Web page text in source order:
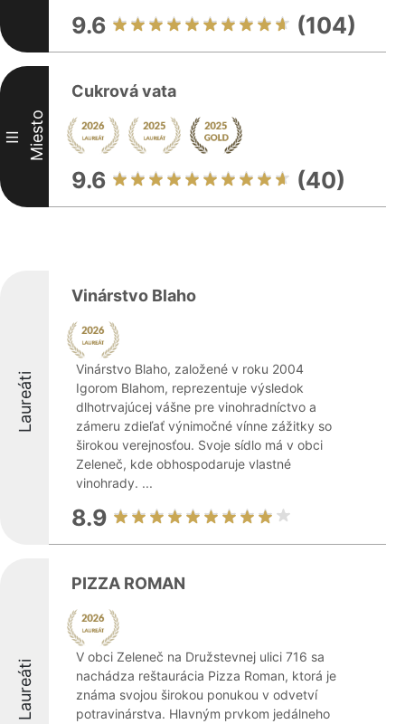
9.6 (104)
III Miesto
Cukrová vata
9.6 (40)
Laureáti
Vinárstvo Blaho
Vinárstvo Blaho, založené v roku 2004
Igorom Blahom, reprezentuje výsledok
dlhotrvajúcej vášne pre vinohradníctvo a
zámeru zdieľať výnimočné vínne zážitky so
širokou verejnosťou. Svoje sídlo má v obci
Zeleneč, kde obhospodaruje vlastné
vinohrady. ...
8.9
Laureáti
PIZZA ROMAN
V obci Zeleneč na Družstevnej ulici 716 sa
nachádza reštaurácia Pizza Roman, ktorá je
známa svojou širokou ponukou v odvetví
potravinárstva. Hlavným prvkom jedálneho